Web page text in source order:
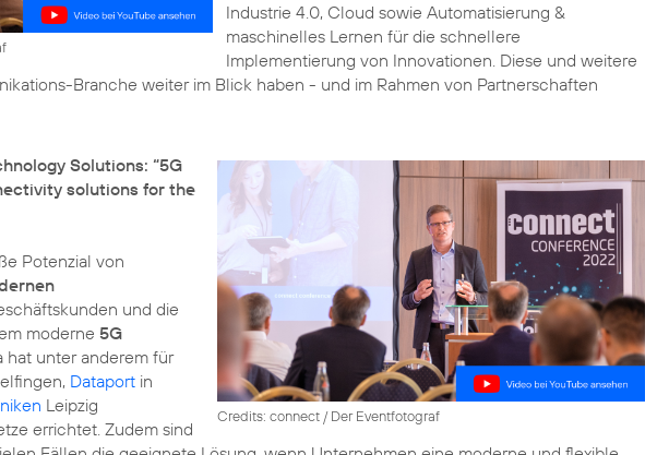
Industrie 4.0, Cloud sowie Automatisierung &
maschinelles Lernen für die schnellere
Implementierung von Innovationen. Diese und weitere
Branche weiter im Blick haben - und im Rahmen von Partnerschaften
Credits: connect / Der Eventfotograf
Solutions: “5G
solutions for the
Potenzial von
und die
moderne 5G
hat unter anderem für
Dataport in
Leipzig
errichtet. Zudem sind